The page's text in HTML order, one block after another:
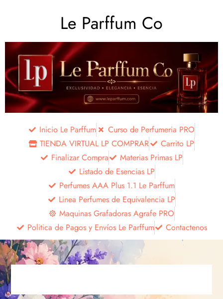
Le Parffum Co
Inicio Le Parffum
Curso de Perfumeria PRO
TIENDA VIRTUAL LP COMPRAR
Carrito LP
Finalizar Compra
Materias Primas LP
Listado de Esencias LP
Perfumes AAA Plus 1.1 Le Parffum
Linea Perfumes de Equivalencia LP
Maquinas Grafadoras Agrafe PRO
Politica de Pagos y Envíos Le Parffum
Contactenos